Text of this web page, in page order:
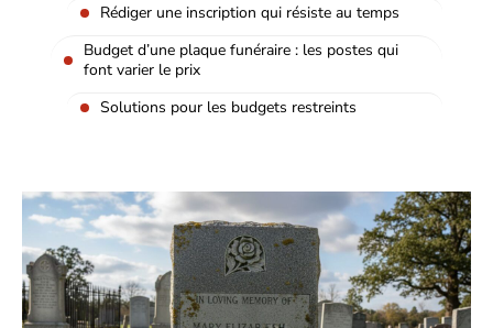
Rédiger une inscription qui résiste au temps
Budget d’une plaque funéraire : les postes qui
font varier le prix
Solutions pour les budgets restreints